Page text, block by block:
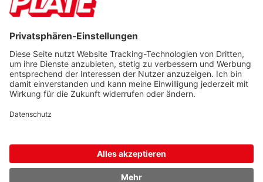
Lieferbedingungen Impressum
Footer anzeigen
PLATE Büromaterial Vertriebs GmbH
Hilligenwarf 5